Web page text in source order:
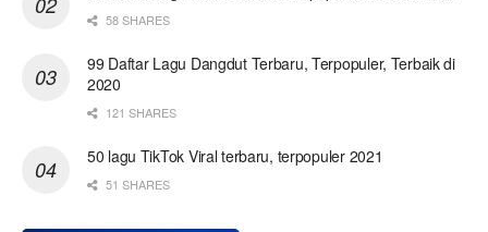
58 SHARES
99 Daftar Lagu Dangdut Terbaru, Terpopuler, Terbaik di
2020
121 SHARES
50 lagu TikTok Viral terbaru, terpopuler 2021
51 SHARES